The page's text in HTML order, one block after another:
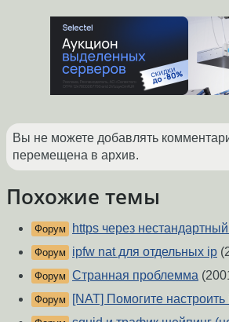
Вы не можете добавлять
перемещена в архив.
Похожие темы
Форум https через
Форум ipfw nat для отдельных ip
Форум Странная проблемма
Форум [NAT] Помогите